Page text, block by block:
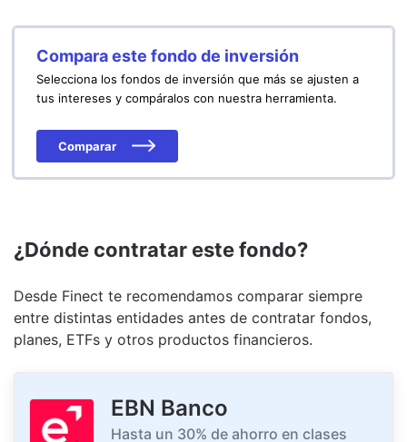
Compara este fondo de inversión
Selecciona los fondos de inversión que más se ajusten a
tus intereses y compáralos con nuestra herramienta.
Comparar
¿Dónde contratar este fondo?
Desde Finect te recomendamos comparar siempre
entre distintas entidades antes de contratar fondos,
planes, ETFs y otros productos financieros.
EBN Banco
Hasta un 30% de ahorro en clases